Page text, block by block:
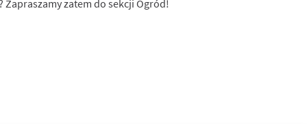
zatem do sekcji Ogród!